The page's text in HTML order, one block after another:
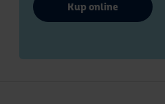
Kup online